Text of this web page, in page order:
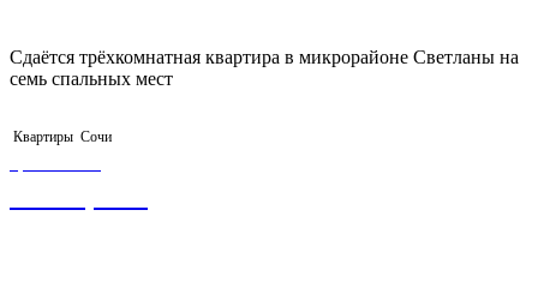
Сдаётся трёхкомнатная квартира в микрорайоне Светланы на
семь спальных мест
Квартиры Сочи